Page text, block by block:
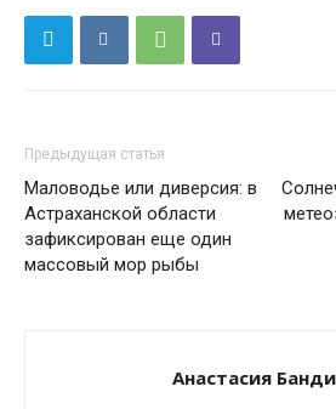
Предыдущая статья
Маловодье или диверсия: в
Астраханской области
зафиксирован еще один
массовый мор рыбы
Анастасия